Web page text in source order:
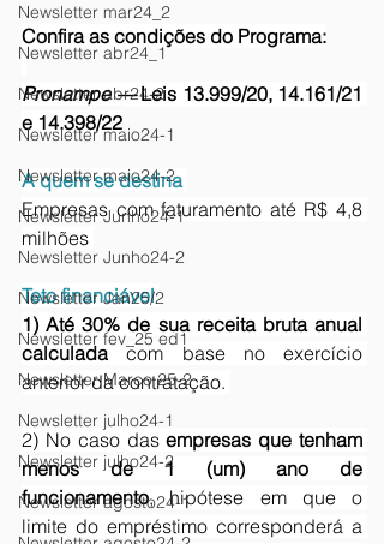
Newsletter mar24_2
Newsletter abr24_1
Newsletter abr24-2
Newsletter maio24-1
Newsletter maio24-2
Newsletter Junho24-1
Newsletter Junho24-2
Newsletter Jan25/2
Newsletter fev_25 ed1
Newsletter Março 25-2
Newsletter julho24-1
Newsletter julho24-2
Newsletter agosto24-1
Confira as condições do Programa:
Pronampe — Leis 13.999/20, 14.161/21
e 14.398/22
A quem se destina
Empresas com faturamento até R$ 4,8
milhões
Teto financiável
1) Até 30% de sua receita bruta anual
calculada com base no exercício
anterior da contratação.
2) No caso das empresas que tenham
menos de 1 (um) ano de
funcionamento, hipótese em que o